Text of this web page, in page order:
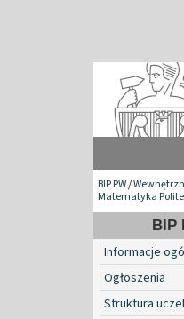
BIP PW/
Matematyka
BIP
Informacje
Ogłoszenia
Struktura